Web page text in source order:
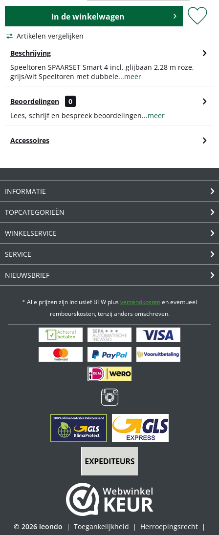
In dewinkelwagen
Artikelen vergelijken
Beschrijving
Speeltoren SPAARSET Smart 4 incl. glijbaan 2,28 m roze,
grijs/wit Speeltoren met dubbele...meer
Beoordelingen
0
Lees, schrijf en bespreek beoordelingen...meer
Accessoires
INFORMATIE
TOPCATEGORIEËN
WINKELSERVICE
SERVICE
NIEUWSBRIEF
* Alle prijzen zijn inclusief BTW plusverzendkostenen eventueel
rembourskosten, tenzij anders omschreven.
© 2026 leondo | Toegankelijkheid | Herroepingsrecht |